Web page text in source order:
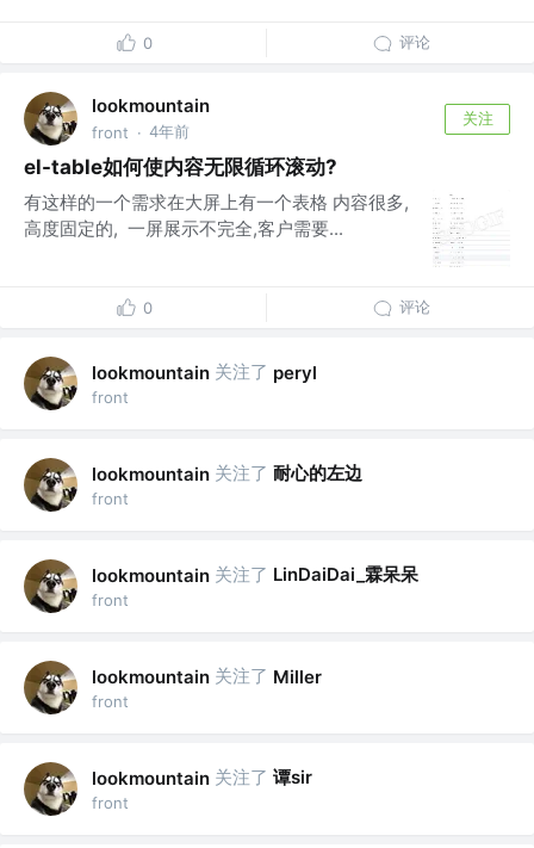
0 评论
lookmountain
front · 4年前
关注
el-table如何使内容无限循环滚动?
有这样的一个需求在大屏上有一个表格 内容很多,
高度固定的, 一屏展示不完全,客户需要...
0 评论
lookmountain 关注了 peryl
front
lookmountain 关注了 耐心的左边
front
lookmountain 关注了 LinDaiDai_霖呆呆
front
lookmountain 关注了 Miller
front
lookmountain 关注了 谭sir
front